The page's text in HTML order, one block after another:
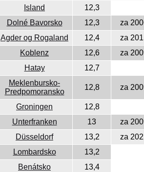
Island
12,3
Dolné Bavorsko 12,3
za
Agder og Rogaland 12,4
za
Koblenz 12,6
za
Hatay 12,7
Meklenbursko-
Predpomoransko
12,8 za
Groningen
12,8
Unterfranken 13
za
Düsseldorf 13,2
za
Lombardsko
13,2
Benátsko
13,4